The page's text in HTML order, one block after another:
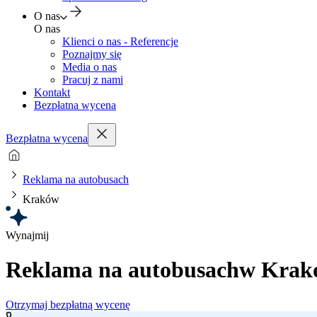
O nas
O nas
Klienci o nas - Referencje
Poznajmy się
Media o nas
Pracuj z nami
Kontakt
Bezpłatna wycena
Bezpłatna wycena
Reklama na autobusach
Kraków
Wynajmij
Reklama na autobusachw
Otrzymaj bezpłatną wycenę